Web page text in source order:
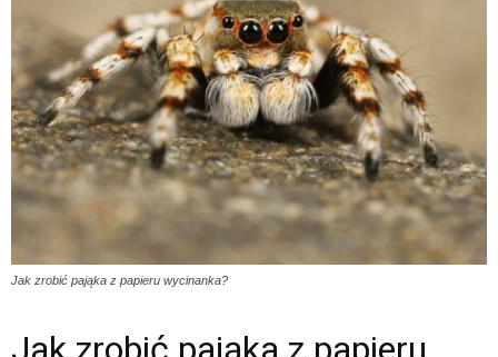
Jak zrobić pająka z papieru wycinanka?